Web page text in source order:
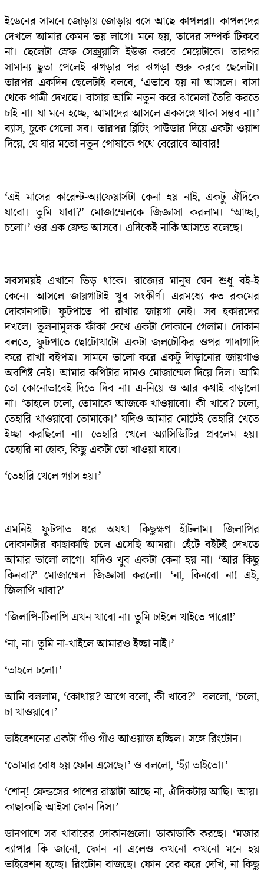
ইডেনের সামনে জোড়ায় জোড়ায় বসে আছে কাপলরা। কাপলদের
দেখলে আমার কেমন ভয় লাগে। মনে হয়, তাদের সম্পর্ক টিকবে
না। ছেলেটা স্রেফ সেক্সুয়ালি ইউজ করবে মেয়েটাকে। তারপর
সামান্য ছুতা পেলেই ঝগড়ার পর ঝগড়া শুরু করবে ছেলেটা।
তারপর একদিন ছেলেটাই বলবে, ‘এভাবে হয় না আসলে। বাসা
থেকে পাত্রী দেখছে। বাসায় আমি নতুন করে ঝামেলা তৈরি করতে
চাই না। যা মনে হচ্ছে, আমাদের আসলে একসঙ্গে থাকা সম্ভব না।’
ব্যাস, চুকে গেলো সব। তারপর ব্লিচিং পাউডার দিয়ে একটা ওয়াশ
দিয়ে, যে যার মতো নতুন পোষাকে পথে বেরোবে আবার!
‘এই মাসের কারেন্ট-অ্যাফেয়ার্সটা কেনা হয় নাই, একটু ঐদিকে
যাবো। তুমি যাবা?’ মোজাম্মেলকে জিজ্ঞাসা করলাম। ‘আচ্ছা,
চলো।’ ওর এক ফ্রেন্ড আসবে। এদিকেই নাকি আসতে বলেছে।
সবসময়ই এখানে ভিড় থাকে। রাজ্যের মানুষ যেন শুধু বই-ই
কেনে। আসলে জায়গাটাই খুব সংকীর্ণ। এরমধ্যে কত রকমের
দোকানপাট। ফুটপাতে পা রাখার জায়গা নেই। সব হকারদের
দখলে। তুলনামূলক ফাঁকা দেখে একটা দোকানে গেলাম। দোকান
বলতে, ফুটপাতে ছোটোখাটো একটা জলচৌকির ওপর গাদাগাদি
করে রাখা বইপত্র। সামনে ভালো করে একটু দাঁড়ানোর জায়গাও
অবশিষ্ট নেই। আমার কপিটার দামও মোজাম্মেল দিয়ে দিল। আমি
তো কোনোভাবেই দিতে দিব না। এ-নিয়ে ও আর কথাই বাড়ালো
না। ‘তাহলে চলো, তোমাকে আজকে খাওয়াবো। কী খাবে? চলো,
তেহারি খাওয়াবো তোমাকে।’ যদিও আমার মোটেই তেহারি খেতে
ইচ্ছা করছিলো না। তেহারি খেলে অ্যাসিডিটির প্রবলেম হয়।
তেহারি না হোক, কিছু একটা তো খাওয়া যাবে।
‘তেহারি খেলে গ্যাস হয়।’
এমনিই ফুটপাত ধরে অযথা কিছুক্ষণ হাঁটলাম। জিলাপির
দোকানটার কাছাকাছি চলে এসেছি আমরা। হেঁটে বইটই দেখতে
আমার ভালো লাগে। যদিও খুব একটা কেনা হয় না। ‘আর কিছু
কিনবা?’ মোজাম্মেল জিজ্ঞাসা করলো। ‘না, কিনবো না! এই,
জিলাপি খাবা?’
‘জিলাপি-টিলাপি এখন খাবো না। তুমি চাইলে খাইতে পারো!’
‘না, না। তুমি না-খাইলে আমারও ইচ্ছা নাই।’
‘তাহলে চলো।’
আমি বললাম, ‘কোথায়? আগে বলো, কী খাবে?’ বললো, ‘চলো,
চা খাওয়াবে।’
ভাইব্রেশনের একটা গাঁও গাঁও আওয়াজ হচ্ছিল। সঙ্গে রিংটোন।
‘তোমার বোধ হয় ফোন এসেছে।’ ও বললো, ‘হ্যাঁ তাইতো।’
‘শোন্! ফ্রেন্ডসের পাশের রাস্তাটা আছে না, ঐদিকটায় আছি। আয়।
কাছাকাছি আইসা ফোন দিস।’
ডানপাশে সব খাবারের দোকানগুলো। ডাকাডাকি করছে। ‘মজার
ব্যাপার কি জানো, ফোন না এলেও কখনো কখনো মনে হয়
ভাইব্রেশন হচ্ছে। রিংটোন বাজছে। ফোন বের করে দেখি, না কিছু